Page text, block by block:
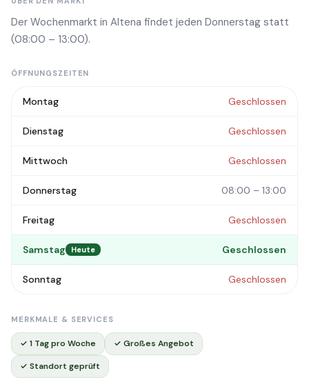
Der Wochenmarkt in Altena findet jeden Donnerstag statt
(08:00 – 13:00).
ÖFFNUNGSZEITEN
Montag Geschlossen
Dienstag Geschlossen
Mittwoch Geschlossen
Donnerstag 08:00 – 13:00
Freitag Geschlossen
Samstag Heute Geschlossen
Sonntag Geschlossen
MERKMALE & SERVICES
✓ 1 Tag pro Woche ✓ Großes Angebot
✓ Standort geprüft